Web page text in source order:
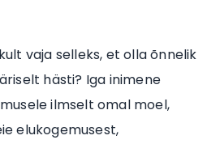
vaja selleks, et olla õnnelik
hästi? Iga inimene
ilmselt omal moel,
elukogemusest,